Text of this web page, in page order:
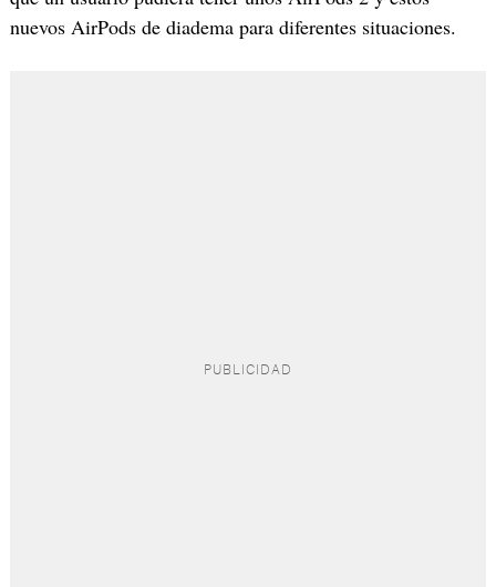
nuevos AirPods de diadema para diferentes situaciones.